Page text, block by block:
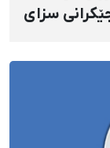
سزای